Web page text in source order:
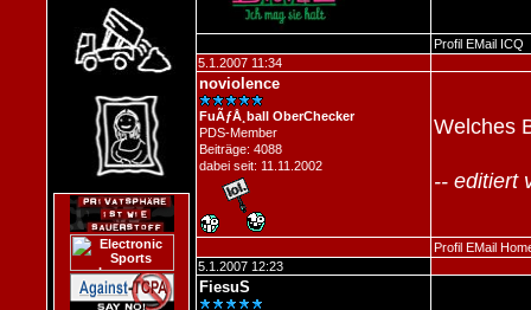
Profil EMail ICQ
5.1.2007 11:34
noviolence
FuÃƒÅ¸ball OberChecker
PDS-Member
Beiträge: 4088
dabei seit: 11.11.2002
Welches
-- editiert
Profil EMail
5.1.2007 12:23
FiesuS